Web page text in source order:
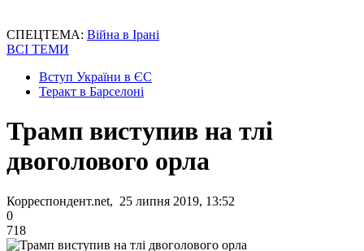
СПЕЦТЕМА: Війна в Ірані
ВСІ ТЕМИ
Вступ України в ЄС
Теракт в Барселоні
Трамп виступив на тлі
двоголового орла
Корреспондент.net, 25 липня 2019, 13:52
0
718